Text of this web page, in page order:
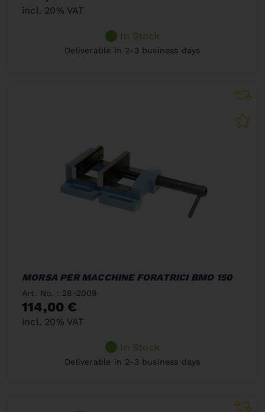
incl. 20% VAT
In Stock
Deliverable in 2-3 business days
MORSA PER MACCHINE FORATRICI BMO 150
Art. No. : 28-2009
114,00 €
incl. 20% VAT
In Stock
Deliverable in 2-3 business days